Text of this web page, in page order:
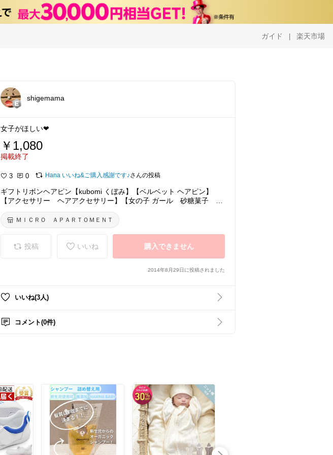
ガイド | 楽天市場
shigemama
女子がほしい❤
￥1,080
掲載終了
3 0 Hana いいね&ご購入感謝です♪さんの投稿
ギフトリボンヘアピン【kubomi くぼみ】【ベルベット ヘアピン】
【アクセサリー ヘアアクセサリー】【女の子 ガール 砂糖菓子 コ
【ハンドメイド 作家ブランド】
ＭＩＣＲＯ ＡＰＡＲＴＯＭＥＮＴ
投稿 いいね 購入できません
2014年8月29日に投稿されました
いいね(3人)
コメント(0件)